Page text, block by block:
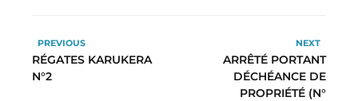
PREVIOUS
RÉGATES KARUKERA
N°2
NEXT
ARRÊTÉ PORTANT
DÉCHÉANCE DE
PROPRIÉTÉ (N°